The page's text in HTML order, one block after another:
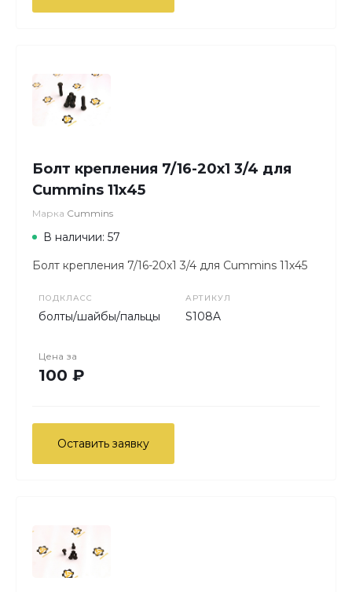
Болт крепления 7/16-20х1 3/4 для
Cummins 11х45
Марка Cummins
В наличии: 57
Болт крепления 7/16-20х1 3/4 для Cummins 11х45
ПОДКЛАСС
болты/шайбы/пальцы
АРТИКУЛ
S108A
Цена за
100 ₽
Оставить заявку